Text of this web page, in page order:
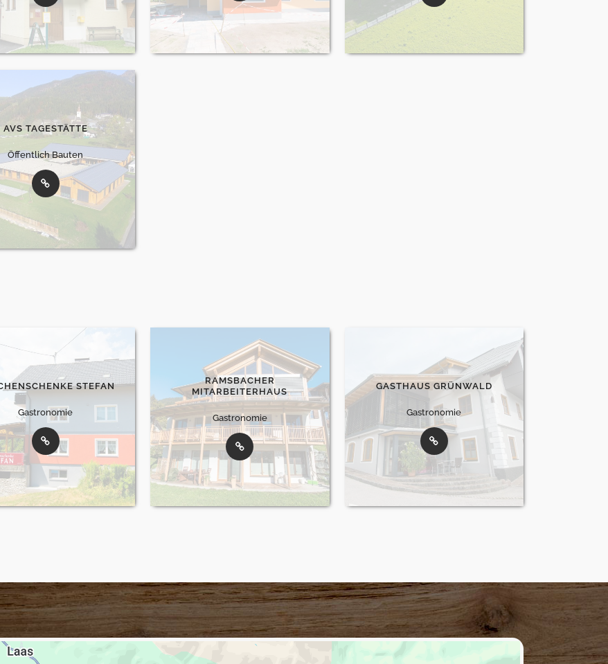
AVS TAGESTÄTTE
Öffentlich Bauten
STEFAN
Gastronomie
RAMSBACHER
MITARBEITERHAUS
Gastronomie
GASTHAUS GRÜNWALD
Gastronomie